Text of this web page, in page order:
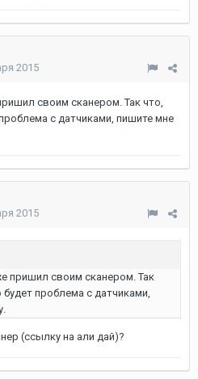
2015
своим сканером. Так что,
с датчиками, пишите мне
2015
пришил своим сканером. Так
будет проблема с датчиками,
(ссылку на али дай)?